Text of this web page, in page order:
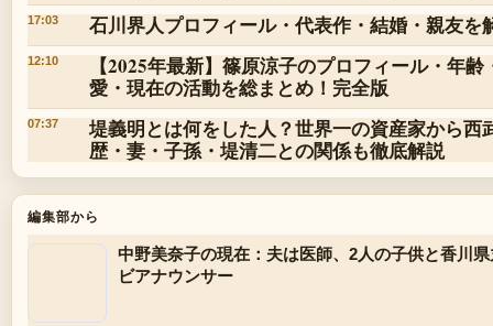
17:03 石川界人プロフィール・代表作・結婚・親友を
12:10
【2025年最新】篠原涼子のプロフィール・年
愛・現在の活動を総まとめ！完全版
07:37
堤義明とは何をした人？世界一の資産家から西
歴・妻・子孫・堤清二との関係も徹底解説
編集部から
中野美奈子の現在：夫は医師、2人の子供と香川
ビアナウンサー